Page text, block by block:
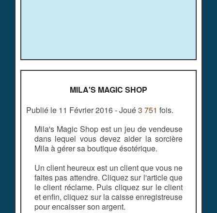
MILA'S MAGIC SHOP
Publié le 11 Février 2016 - Joué3 751 fois.
Mila's Magic Shop est un jeu de vendeuse
dans lequel vous devez aider la sorcière
Mila à gérer sa boutique ésotérique.
Un client heureux est un client que vous ne
faites pas attendre. Cliquez sur l'article que
le client réclame. Puis cliquez sur le client
et enfin, cliquez sur la caisse enregistreuse
pour encaisser son argent.